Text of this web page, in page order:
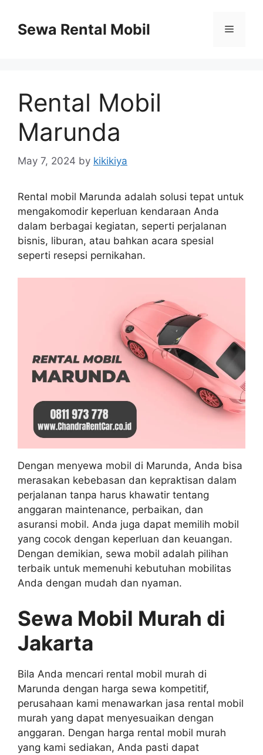
contentSewa Rental Mobil Menu
Rental Mobil
Marunda
May 7, 2024 by kikikiya
Rental mobil Marunda adalah solusi tepat untuk
mengakomodir keperluan kendaraan Anda
dalam berbagai kegiatan, seperti perjalanan
bisnis, liburan, atau bahkan acara spesial
seperti resepsi pernikahan.
Dengan menyewa mobil di Marunda, Anda bisa
merasakan kebebasan dan kepraktisan dalam
perjalanan tanpa harus khawatir tentang
anggaran maintenance, perbaikan, dan
asuransi mobil. Anda juga dapat memilih mobil
yang cocok dengan keperluan dan keuangan.
Dengan demikian, sewa mobil adalah pilihan
terbaik untuk memenuhi kebutuhan mobilitas
Anda dengan mudah dan nyaman.
Sewa Mobil Murah di
Jakarta
Bila Anda mencari rental mobil murah di
Marunda dengan harga sewa kompetitif,
perusahaan kami menawarkan jasa rental mobil
murah yang dapat menyesuaikan dengan
anggaran. Dengan harga rental mobil murah
yang kami sediakan, Anda pasti dapat